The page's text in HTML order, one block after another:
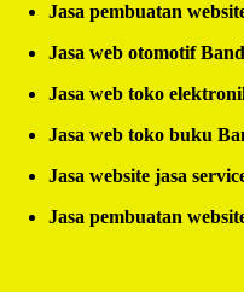
Jasa pembuatan
Jasa web otomotif
Jasa web toko
Jasa web toko buku
Jasa website jasa
Jasa pembuatan